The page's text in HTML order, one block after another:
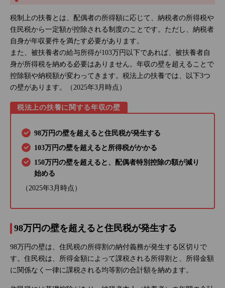
税制上の扶養とは、配偶者の所得額に応じて、納税者の所得税や
住民税から一定額が控除される制度のことです。ただし、納税者
自身が年収要件を満たす必要があります。
また、被扶養者の給与所得が103万円以下であれば、被扶養者自
身が所得税を納める必要はありません。年収の壁を超えることで
控除額や納税額が変わってきます。税法上の扶養では、以下3つ
の壁があります。（2025年3月時点）
税法上の扶養に関する年収の壁
98万円の壁を超えると住民税が発生する
103万円の壁を超えると所得税がかかる
150万円の壁を超えると、配偶者特別控除の額が減り
始める
（2025年3月時点）
98万円の壁を超えると住民税が発生する
98万円の壁は、住民税の所得割の納付義務が発生する区切りで
す。住民税は、所得金額によって課税される所得割と、所得金額
に関係なく一律に課税される均等割の合計額を納めます。